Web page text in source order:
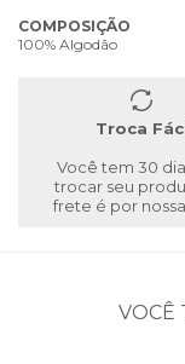
COMPOSIÇÃO
100% Algodão
Troca
Você tem 30
trocar seu
frete é por
VOCÊ